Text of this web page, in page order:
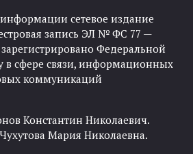
сетевое издание
запись ЭЛ № ФС 77 —
зарегистрировано Федеральной
в сфере связи, информационных
коммуникаций
Константин Николаевич.
Мария Николаевна.